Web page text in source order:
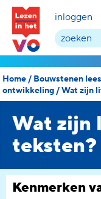
inloggen
Home/ Bouwstenen
ontwikkeling/Wat zijn
Wat zijn
teksten?
Kenmerken